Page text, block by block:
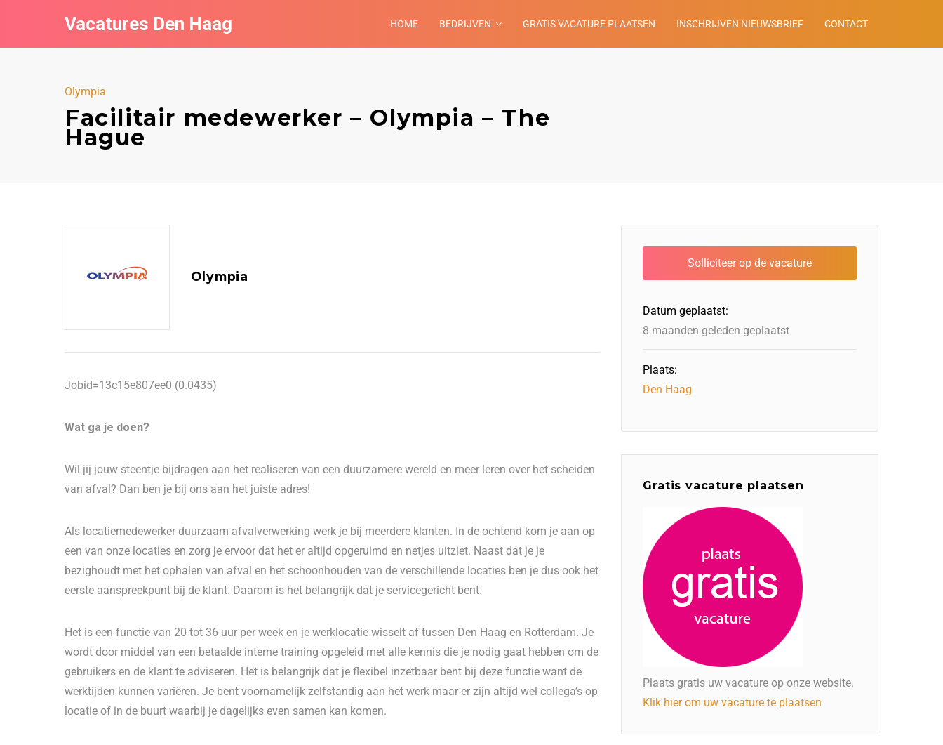
Vacatures Den Haag HOME BEDRIJVEN GRATIS VACATURE PLAATSEN INSCHRIJVEN NIEUWSBRIEF CONTACT
Olympia
Facilitair medewerker – Olympia – The
Hague
Olympia
Jobid=13c15e807ee0 (0.0435)
Wat ga je doen?
Wil jij jouw steentje bijdragen aan het realiseren van een duurzamere wereld en meer leren over het scheiden
van afval? Dan ben je bij ons aan het juiste adres!
Als locatiemedewerker duurzaam afvalverwerking werk je bij meerdere klanten. In de ochtend kom je aan op
een van onze locaties en zorg je ervoor dat het er altijd opgeruimd en netjes uitziet. Naast dat je je
bezighoudt met het ophalen van afval en het schoonhouden van de verschillende locaties ben je dus ook het
eerste aanspreekpunt bij de klant. Daarom is het belangrijk dat je servicegericht bent.
Het is een functie van 20 tot 36 uur per week en je werklocatie wisselt af tussen Den Haag en Rotterdam. Je
wordt door middel van een betaalde interne training opgeleid met alle kennis die je nodig gaat hebben om de
gebruikers en de klant te adviseren. Het is belangrijk dat je flexibel inzetbaar bent bij deze functie want de
werktijden kunnen variëren. Je bent voornamelijk zelfstandig aan het werk maar er zijn altijd wel collega’s op
locatie of in de buurt waarbij je dagelijks even samen kan komen.
Datum geplaatst:
8 maanden geleden geplaatst
Plaats:
Den Haag
Gratis vacature plaatsen
Plaats gratis uw vacature op onze website.
Klik hier om uw vacature te plaatsen